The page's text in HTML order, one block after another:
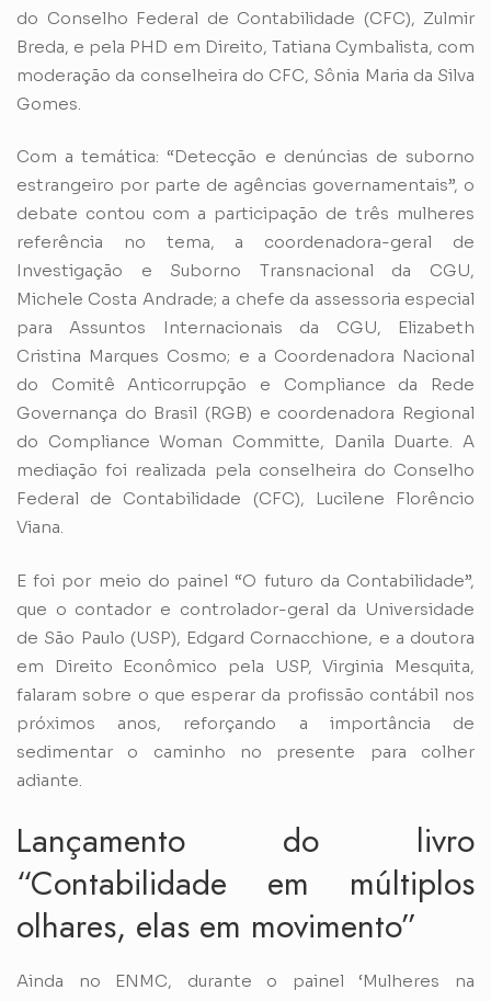
do Conselho Federal de Contabilidade (CFC), Zulmir
Breda, e pela PHD em Direito, Tatiana Cymbalista, com
moderação da conselheira do CFC, Sônia Maria da Silva
Gomes.
Com a temática: “Detecção e denúncias de suborno
estrangeiro por parte de agências governamentais”, o
debate contou com a participação de três mulheres
referência no tema, a coordenadora-geral de
Investigação e Suborno Transnacional da CGU,
Michele Costa Andrade; a chefe da assessoria especial
para Assuntos Internacionais da CGU, Elizabeth
Cristina Marques Cosmo; e a Coordenadora Nacional
do Comitê Anticorrupção e Compliance da Rede
Governança do Brasil (RGB) e coordenadora Regional
do Compliance Woman Committe, Danila Duarte. A
mediação foi realizada pela conselheira do Conselho
Federal de Contabilidade (CFC), Lucilene Florêncio
Viana.
E foi por meio do painel “O futuro da Contabilidade”,
que o contador e controlador-geral da Universidade
de São Paulo (USP), Edgard Cornacchione, e a doutora
em Direito Econômico pela USP, Virginia Mesquita,
falaram sobre o que esperar da profissão contábil nos
próximos anos, reforçando a importância de
sedimentar o caminho no presente para colher
adiante.
Lançamento do livro
“Contabilidade em múltiplos
olhares, elas em movimento”
Ainda no ENMC, durante o painel ‘Mulheres na